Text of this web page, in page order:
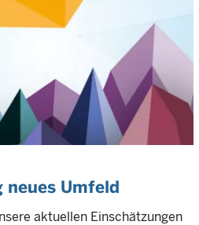
neues Umfeld
aktuellen Einschätzungen